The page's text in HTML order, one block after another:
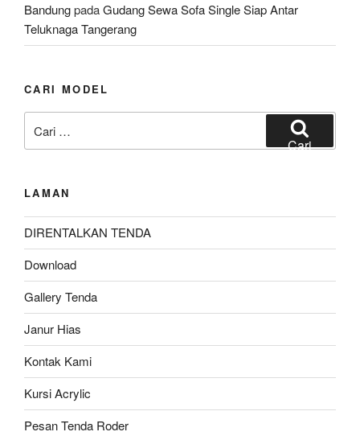
BandungpadaGudang Sewa Sofa Single Siap Antar
Teluknaga Tangerang
CARI MODEL
untuk:
Cari
LAMAN
DIRENTALKAN TENDA
Download
Gallery Tenda
Janur Hias
Kontak Kami
Kursi Acrylic
Pesan Tenda Roder